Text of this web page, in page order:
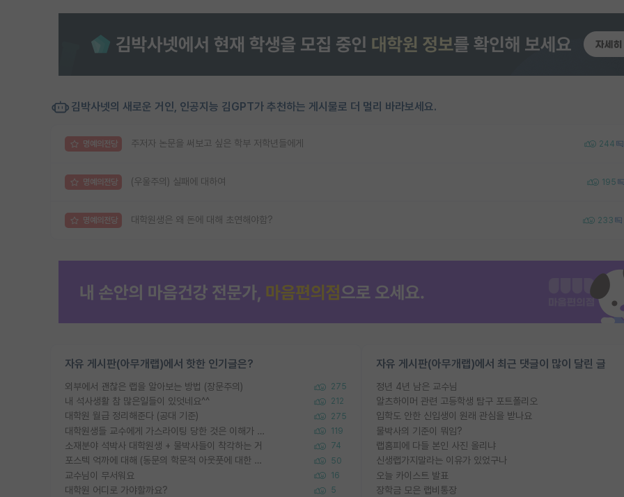
김박사넷의 새로운 거인, 인공지능 김GPT가 추천하는 게시물로 더 멀리 바라보세요.
명예의전당 주저자 논문을 써보고 싶은 학부 저학년들에게 244
명예의전당 (우울주의) 실패에 대하여 195
명예의전당 대학원생은 왜 돈에 대해 초연해야함? 233
자유 게시판(아무개랩)에서 핫한 인기글은?
외부에서 괜찮은 랩을 알아보는 방법 (장문주의) 275
내 석사생활 참 많은일들이 있엇네요^^ 212
대학원 월급 정리해준다 (공대 기준) 275
대학원생들 교수에게 가스라이팅 당한 것은 이해가 갑니다. 안타깝네요. 119
소재분야 석박사 대학원생 + 물박사들이 착각하는 거 74
포스텍 억까에 대해 (동문의 학문적 아웃풋에 대한 반박) 50
교수님이 무서워요 16
대학원 어디로 가야할까요? 5
자유 게시판(아무개랩)에서 최근 댓글이 많이 달린 글
정년 4년 남은 교수님
알츠하이머 관련 고등학생 탐구 포트폴리오
입학도 안한 신입생이 원래 관심을 받나요
물박사의 기준이 뭐임?
랩홈피에 다들 본인 사진 올리냐
신생랩가지말라는 이유가 있었구나
오늘 카이스트 발표
장학금 모은 랩비통장